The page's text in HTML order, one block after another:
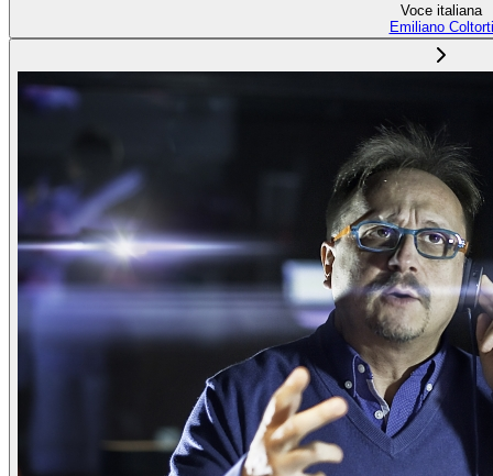
Voce italiana
Emiliano Coltorti